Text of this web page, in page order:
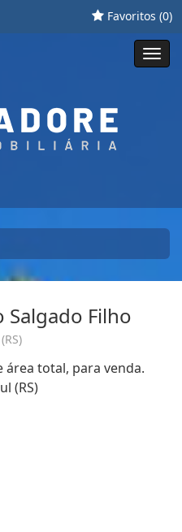
Favoritos (0)
Filho
área total, para venda.
(RS)